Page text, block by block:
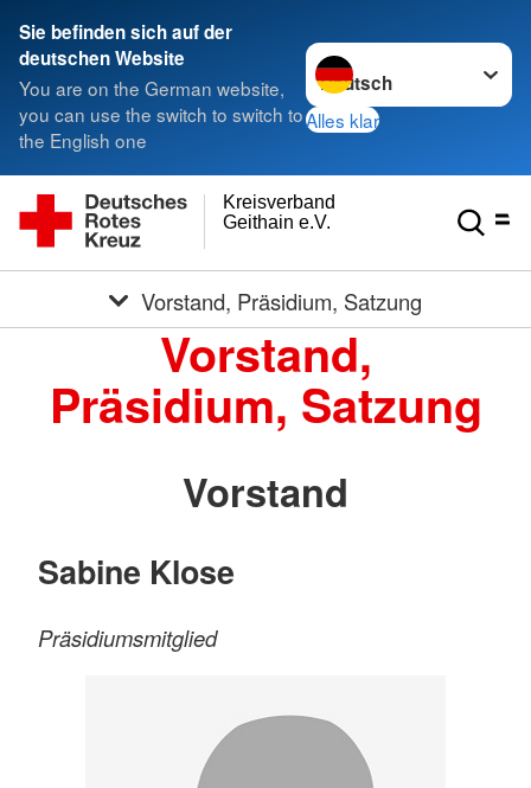
Sie befinden sich auf der
deutschen Website
You are on the German website,
you can use the switch to switch to
the English one
Sprache wechseln zu
Alles klar
Geithain e.V.
Kreisverband
Vorstand, Präsidium, Satzung
Vorstand,
Präsidium, Satzung
Vorstand
Sabine Klose
Präsidiumsmitglied